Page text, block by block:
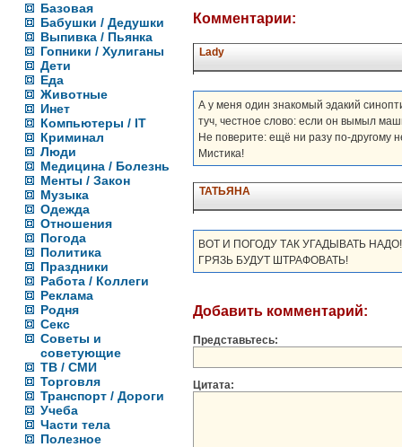
Базовая
Бабушки / Дедушки
Выпивка / Пьянка
Гопники / Хулиганы
Дети
Еда
Животные
Инет
Компьютеры / IT
Криминал
Люди
Медицина / Болезнь
Менты / Закон
Музыка
Одежда
Отношения
Погода
Политика
Праздники
Работа / Коллеги
Реклама
Родня
Секс
Советы и
советующие
ТВ / СМИ
Торговля
Транспорт / Дороги
Учеба
Части тела
Полезное
Комментарии:
Lady
А у меня один знакомый эдакий
туч, честное слово: если он вымыл
Не поверите: ещё ни разу по-другому
Мистика!
ТАТЬЯНА
ВОТ И ПОГОДУ ТАК УГАДЫВАТЬ
ГРЯЗЬ БУДУТ ШТРАФОВАТЬ!
Добавить комментарий:
Представьтесь:
Цитата: